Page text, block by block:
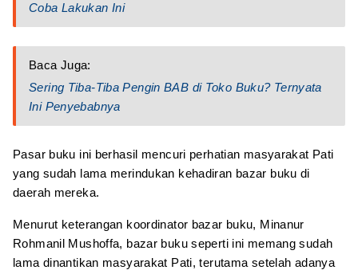
Coba Lakukan Ini
Baca Juga:
Sering Tiba-Tiba Pengin BAB di Toko Buku? Ternyata
Ini Penyebabnya
Pasar buku ini berhasil mencuri perhatian masyarakat Pati
yang sudah lama merindukan kehadiran bazar buku di
daerah mereka.
Menurut keterangan koordinator bazar buku, Minanur
Rohmanil Mushoffa, bazar buku seperti ini memang sudah
lama dinantikan masyarakat Pati, terutama setelah adanya